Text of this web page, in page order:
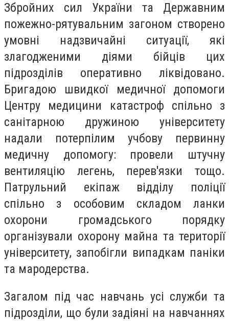
Збройних сил України та Державним
пожежно-рятувальним загоном створено
умовні надзвичайні ситуації, які
злагодженими діями бійців цих
підрозділів оперативно ліквідовано.
Бригадою швидкої медичної допомоги
Центру медицини катастроф спільно з
санітарною дружиною університету
надали потерпілим учбову первинну
медичну допомогу: провели штучну
вентиляцію легень, перев'язки тощо.
Патрульний екіпаж відділу поліції
спільно з особовим складом ланки
охорони громадського порядку
організували охорону майна та території
університету, запобігли випадкам паніки
та мародерства.
Загалом під час навчань усі служби та
підрозділи, що були задіяні на навчаннях